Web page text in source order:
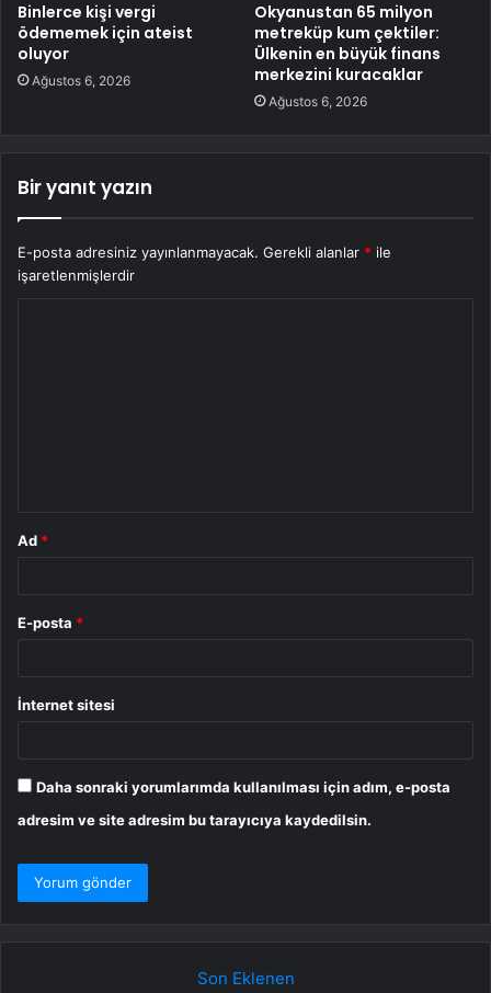
Binlerce kişi vergi
ödememek için ateist
oluyor
Ağustos 6, 2026
Okyanustan 65 milyon
metreküp kum çektiler:
Ülkenin en büyük finans
merkezini kuracaklar
Ağustos 6, 2026
Bir yanıt yazın
E-posta adresiniz yayınlanmayacak. Gerekli alanlar * ile
işaretlenmişlerdir
Ad *
E-posta *
İnternet sitesi
Daha sonraki yorumlarımda kullanılması için adım, e-posta
adresim ve site adresim bu tarayıcıya kaydedilsin.
Son Eklenen